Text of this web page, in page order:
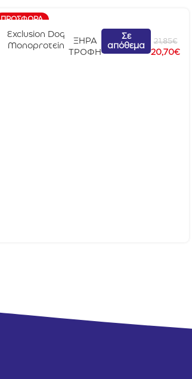
ΠΡΟΣΦΟΡΆ
Exclusion Dog
Monoprotein
ΞΗΡΑ
ΤΡΟΦΗ
Σε
απόθεμα
21,85€
20,70€